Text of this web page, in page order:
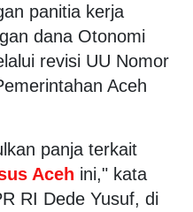
panitia kerja
dana Otonomi
revisi UU Nomor
Aceh
panja terkait
Aceh ini," kata
RI Dede Yusuf, di